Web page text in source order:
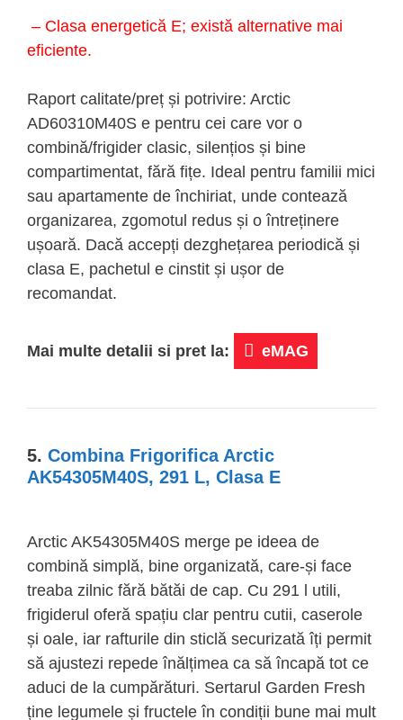
– Clasa energetică E; există alternative mai
eficiente.
Raport calitate/preț și potrivire: Arctic
AD60310M40S e pentru cei care vor o
combină/frigider clasic, silențios și bine
compartimentat, fără fițe. Ideal pentru familii mici
sau apartamente de închiriat, unde contează
organizarea, zgomotul redus și o întreținere
ușoară. Dacă accepți dezghețarea periodică și
clasa E, pachetul e cinstit și ușor de
recomandat.
Mai multe detalii si pret la: eMAG
5. Combina Frigorifica Arctic
AK54305M40S, 291 L, Clasa E
Arctic AK54305M40S merge pe ideea de
combină simplă, bine organizată, care-și face
treaba zilnic fără bătăi de cap. Cu 291 l utili,
frigiderul oferă spațiu clar pentru cutii, caserole
și oale, iar rafturile din sticlă securizată îți permit
să ajustezi repede înălțimea ca să încapă tot ce
aduci de la cumpărături. Sertarul Garden Fresh
ține legumele și fructele în condiții bune mai mult